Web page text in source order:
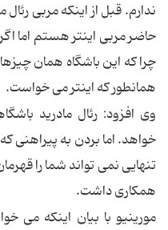
ندارم. قبل از اینکه مربی رئال
حاضر مربی اینتر هستم اما
چرا که این باشگاه همان
همانطور که اینتر می خواست.
وی افزود: رئال مادرید
خواهد. اما بردن به
تنهایی نمی تواند شما را
همکاری داشت.
مورینیو با بیان اینکه می